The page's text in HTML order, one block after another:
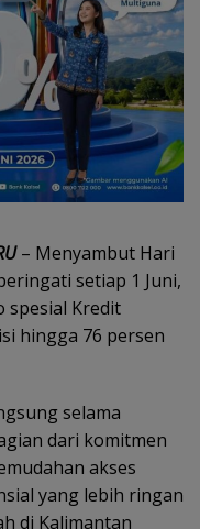
– Menyambut Hari
setiap 1 Juni,
spesial Kredit
hingga 76 persen
selama
dari komitmen
akses
yang lebih ringan
di Kalimantan